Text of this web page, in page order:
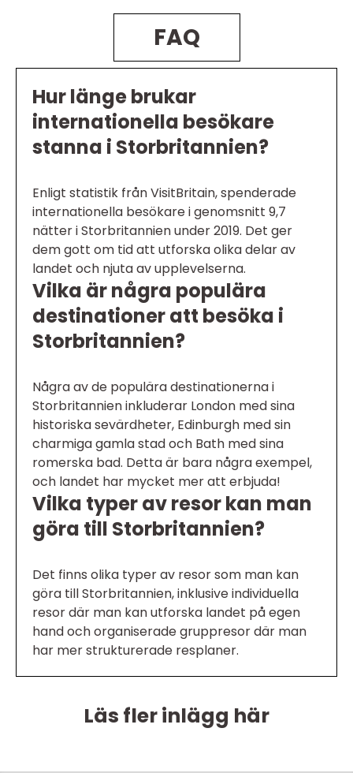
FAQ
Hur länge brukar
internationella besökare
stanna i Storbritannien?
Enligt statistik från VisitBritain, spenderade
internationella besökare i genomsnitt 9,7
nätter i Storbritannien under 2019. Det ger
dem gott om tid att utforska olika delar av
landet och njuta av upplevelserna.
Vilka är några populära
destinationer att besöka i
Storbritannien?
Några av de populära destinationerna i
Storbritannien inkluderar London med sina
historiska sevärdheter, Edinburgh med sin
charmiga gamla stad och Bath med sina
romerska bad. Detta är bara några exempel,
och landet har mycket mer att erbjuda!
Vilka typer av resor kan man
göra till Storbritannien?
Det finns olika typer av resor som man kan
göra till Storbritannien, inklusive individuella
resor där man kan utforska landet på egen
hand och organiserade gruppresor där man
har mer strukturerade resplaner.
Läs fler inlägg här